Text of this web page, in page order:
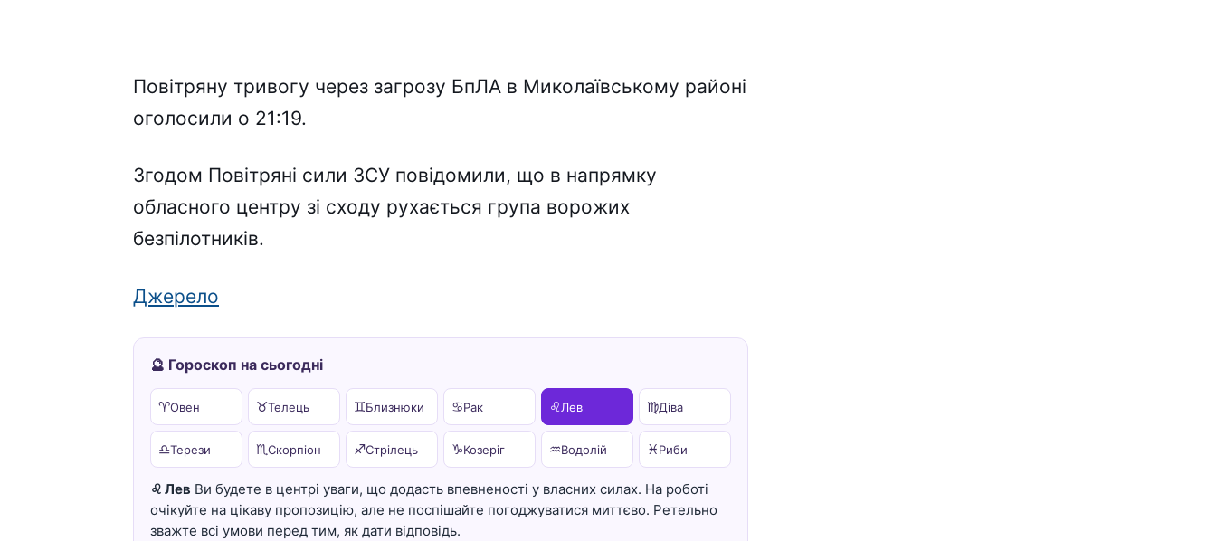
Повітряну тривогу через загрозу БпЛА в Миколаївському районі
оголосили о 21:19.
Згодом Повітряні сили ЗСУ повідомили, що в напрямку
обласного центру зі сходу рухається група ворожих
безпілотників.
Джерело
🔮 Гороскоп на сьогодні
♈Овен ♉Телець ♊Близнюки ♋Рак ♌Лев ♍Діва
♎Терези ♏Скорпіон ♐Стрілець ♑Козеріг ♒Водолій ♓Риби
♌ Лев Ви будете в центрі уваги, що додасть впевненості у власних силах. На роботі
очікуйте на цікаву пропозицію, але не поспішайте погоджуватися миттєво. Ретельно
зважте всі умови перед тим, як дати відповідь.